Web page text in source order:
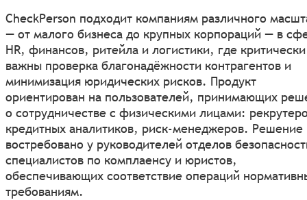
CheckPerson подходит компаниям различного
— от малого бизнеса до крупных корпораций — в
HR, финансов, ритейла и логистики, где критически
важны проверка благонадёжности контрагентов и
минимизация юридических рисков. Продукт
ориентирован на пользователей, принимающих
о сотрудничестве с физическими лицами:
кредитных аналитиков, риск‑менеджеров. Решение
востребовано у руководителей отделов
специалистов по комплаенсу и юристов,
обеспечивающих соответствие операций
требованиям.